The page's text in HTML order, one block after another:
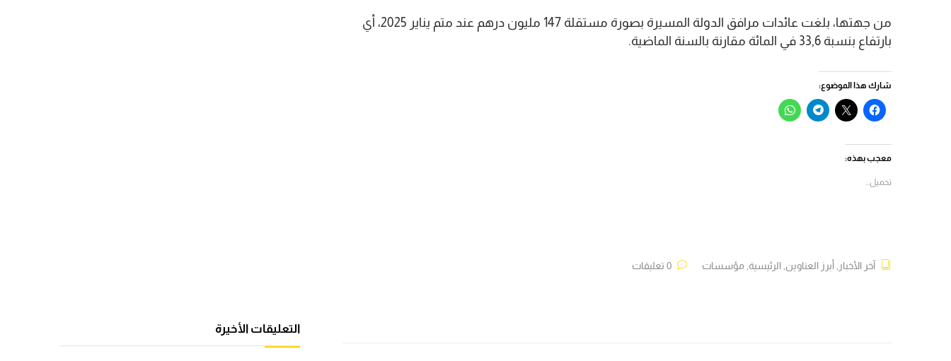
من جهتها، بلغت عائدات مرافق الدولة المسيرة بصورة مستقلة 147 مليون درهم عند متم يناير 2025، أي
بارتفاع بنسبة 33,6 في المائة مقارنة بالسنة الماضية.
شارك هذا الموضوع:
انقر
للمشاركة
(فتح
في
نافذة
النقر
للمشاركة
انقر
للمشاركة
انقر
للمشاركة
معجب بهذه:
تحميل...
آخر الأخبار أبرز العناوين الرئيسية مؤسسات
التعليقات الأخيرة